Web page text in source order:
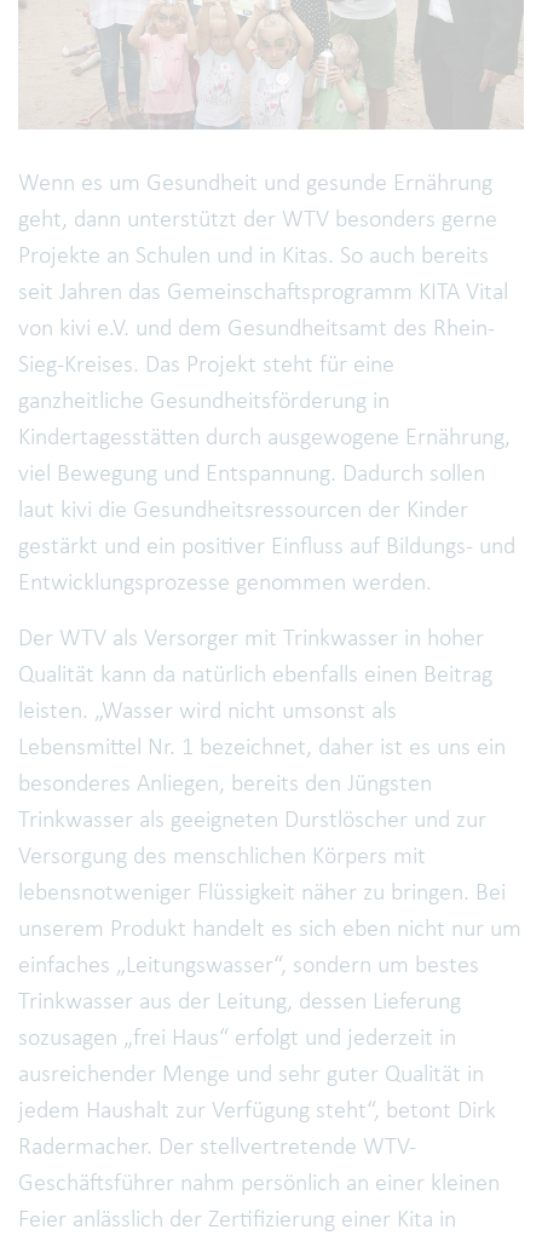
Wenn es um Gesundheit und gesunde Ernährung
geht, dann unterstützt der WTV besonders gerne
Projekte an Schulen und in Kitas. So auch bereits
seit Jahren das Gemeinschaftsprogramm KITA Vital
von kivi e.V. und dem Gesundheitsamt des Rhein-
Sieg-Kreises. Das Projekt steht für eine
ganzheitliche Gesundheitsförderung in
Kindertagesstätten durch ausgewogene Ernährung,
viel Bewegung und Entspannung. Dadurch sollen
laut kivi die Gesundheitsressourcen der Kinder
gestärkt und ein positiver Einfluss auf Bildungs- und
Entwicklungsprozesse genommen werden.
Der WTV als Versorger mit Trinkwasser in hoher
Qualität kann da natürlich ebenfalls einen Beitrag
leisten. „Wasser wird nicht umsonst als
Lebensmittel Nr. 1 bezeichnet, daher ist es uns ein
besonderes Anliegen, bereits den Jüngsten
Trinkwasser als geeigneten Durstlöscher und zur
Versorgung des menschlichen Körpers mit
lebensnotweniger Flüssigkeit näher zu bringen. Bei
unserem Produkt handelt es sich eben nicht nur um
einfaches „Leitungswasser“, sondern um bestes
Trinkwasser aus der Leitung, dessen Lieferung
sozusagen „frei Haus“ erfolgt und jederzeit in
ausreichender Menge und sehr guter Qualität in
jedem Haushalt zur Verfügung steht“, betont Dirk
Radermacher. Der stellvertretende WTV-
Geschäftsführer nahm persönlich an einer kleinen
Feier anlässlich der Zertifizierung einer Kita in